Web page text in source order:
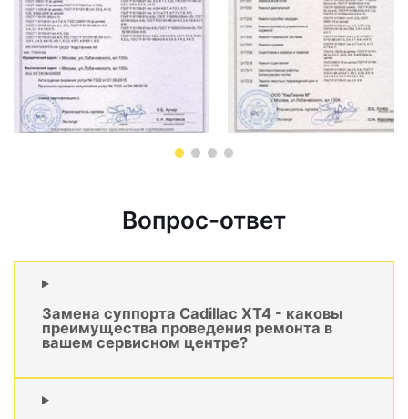
Вопрос-ответ
Замена суппорта Cadillac XT4 - каковы
преимущества проведения ремонта в
вашем сервисном центре?